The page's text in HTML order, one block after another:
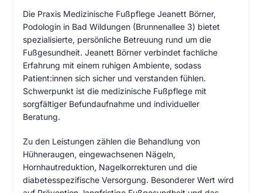
Die Praxis Medizinische Fußpflege Jeanett Börner,
Podologin in Bad Wildungen (Brunnenallee 3) bietet
spezialisierte, persönliche Betreuung rund um die
Fußgesundheit. Jeanett Börner verbindet fachliche
Erfahrung mit einem ruhigen Ambiente, sodass
Patient:innen sich sicher und verstanden fühlen.
Schwerpunkt ist die medizinische Fußpflege mit
sorgfältiger Befundaufnahme und individueller
Beratung.
Zu den Leistungen zählen die Behandlung von
Hühneraugen, eingewachsenen Nägeln,
Hornhautreduktion, Nagelkorrekturen und die
diabetesspezifische Versorgung. Besonderer Wert wird